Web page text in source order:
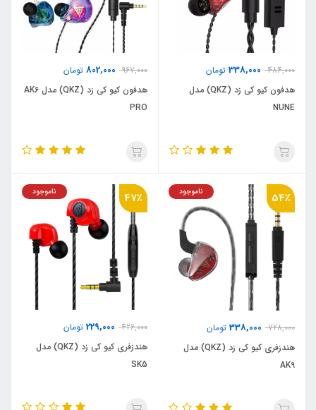
484,000
338,000 تومان
هدفون کیو کی زد (QKZ) مدل
NUNE
967,000
802,000 تومان
هدفون کیو کی زد (QKZ) مدل AK6
PRO
54٪
728,000
338,000 تومان
ناموجود
هندزفری کیو کی زد (QKZ) مدل
AK9
47٪
426,000
229,000 تومان
ناموجود
هندزفری کیو کی زد (QKZ) مدل
SK5